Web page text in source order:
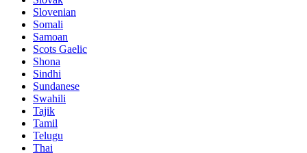
Slovenian
Somali
Samoan
Scots Gaelic
Shona
Sindhi
Sundanese
Swahili
Tajik
Tamil
Telugu
Thai